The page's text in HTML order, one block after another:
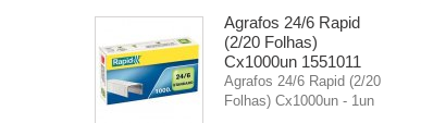
Agrafos 24/6 Rapid
(2/20 Folhas)
Cx1000un 1551011
Agrafos 24/6 Rapid (2/20
Folhas) Cx1000un - 1un